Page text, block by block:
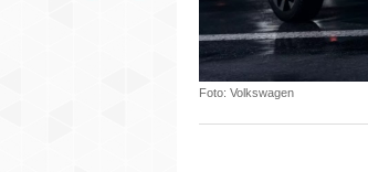
Foto: Volkswagen